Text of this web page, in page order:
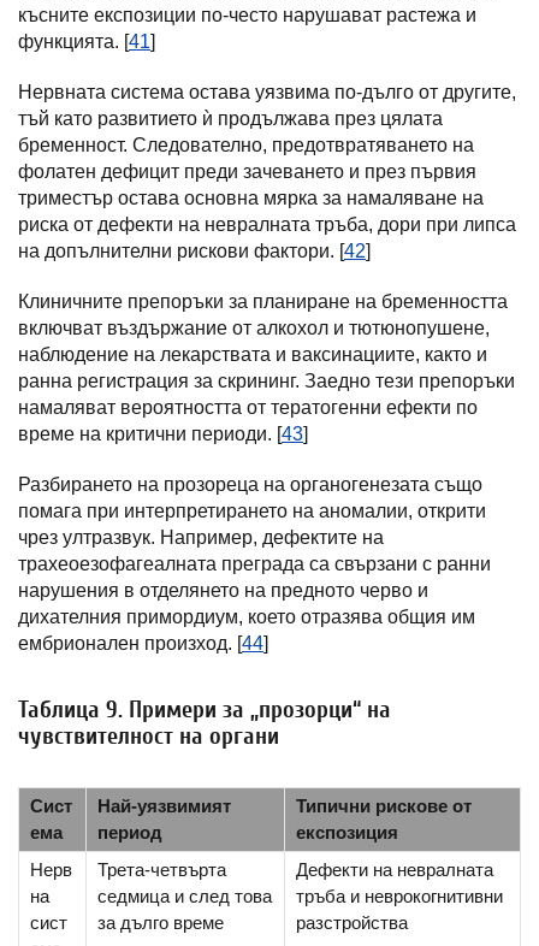
късните експозиции по-често нарушават растежа и
функцията. [41]
Нервната система остава уязвима по-дълго от другите,
тъй като развитието ѝ продължава през цялата
бременност. Следователно, предотвратяването на
фолатен дефицит преди зачеването и през първия
триместър остава основна мярка за намаляване на
риска от дефекти на невралната тръба, дори при липса
на допълнителни рискови фактори. [42]
Клиничните препоръки за планиране на бременността
включват въздържание от алкохол и тютюнопушене,
наблюдение на лекарствата и ваксинациите, както и
ранна регистрация за скрининг. Заедно тези препоръки
намаляват вероятността от тератогенни ефекти по
време на критични периоди. [43]
Разбирането на прозореца на органогенезата също
помага при интерпретирането на аномалии, открити
чрез ултразвук. Например, дефектите на
трахеоезофагеалната преграда са свързани с ранни
нарушения в отделянето на предното черво и
дихателния примордиум, което отразява общия им
ембрионален произход. [44]
Таблица 9. Примери за „прозорци“ на
чувствителност на органи
Сист
ема
Най-уязвимият
период
Типични рискове от
експозиция
Нерв
на
сист
Трета-четвърта
седмица и след това
за дълго време
Дефекти на невралната
тръба и неврокогнитивни
разстройства